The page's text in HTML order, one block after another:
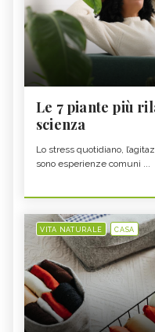
Le 7 piante più
scienza
Lo stress quotidiano,
sono esperienze comuni ...
VITA NATURALE CASA